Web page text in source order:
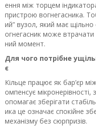
ення між торцем
пристрою вогнегасника.
ий” вузол, який має
огнегасник може
ний момент.
Для чого потрібне
є
Кільце працює як бар’єр
омпенсує
опомагає зберігати
ика це означає спокійне
механізму без сюрпризів.